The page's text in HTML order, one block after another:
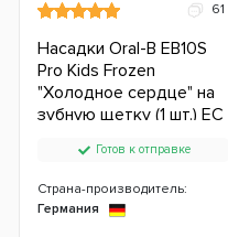
61
Насадки Oral-B EB10S
Pro Kids Frozen
"Холодное сердце" на
зубную щетку (1 шт.) ЕС
Готов к отправке
Страна-производитель:
Германия